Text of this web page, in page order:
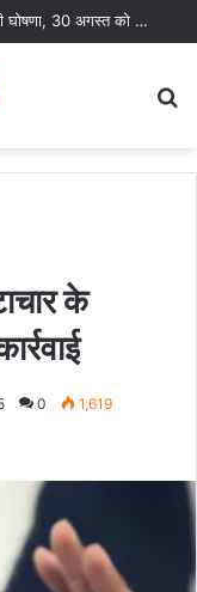
यंग उत्तराखंड सिने अवार्ड्स 2026 के नामांकनों की घोषणा, 30 अगस्त को भारत मंडपम में होगा भव्य समारोह
के
0 1,619